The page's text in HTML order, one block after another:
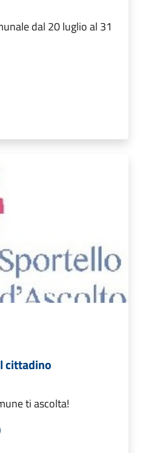
dal 20 luglio al 31
cittadino
ti ascolta!